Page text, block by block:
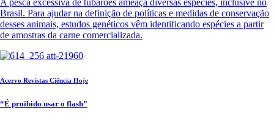
Brasil. Para ajudar na definição de políticas e medidas de conservação
desses animais, estudos genéticos vêm identificando espécies a partir
de amostras da carne comercializada.
Acervo Revistas Ciência Hoje
“É proibido usar o flash”